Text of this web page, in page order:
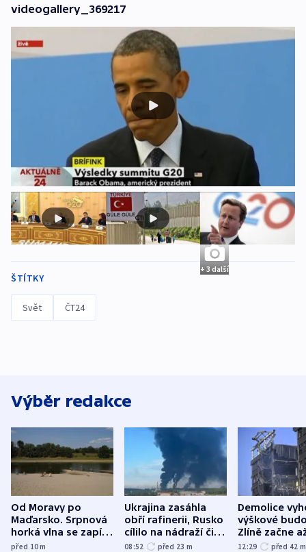
videogallery_369217
+ 3 další
ŠTÍTKY
Svět ČT24
Výběr redakce
Od Moravy po
Maďarsko. Srpnová
horká vlna se zapíše
do dějin
před 10m
Ukrajina zasáhla
obří rafinerii, Rusko
cílilo na nádraží či
autobus
08:52 před 23 m
Demolice
výškové
Zlíně začne
následujících
12:29 před 42 m